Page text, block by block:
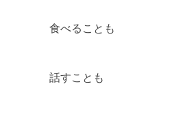
食べることも
話すことも